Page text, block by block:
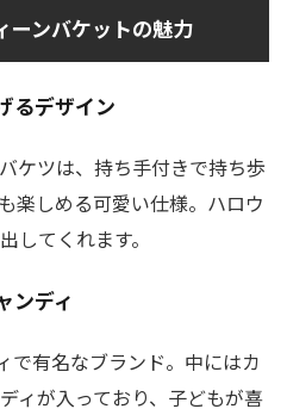
ーンバケットの魅力
るデザイン
ケツは、持ち手付きで持ち歩
楽しめる可愛い仕様。ハロウ
してくれます。
ンディ
で有名なブランド。中にはカ
ィが入っており、子どもが喜